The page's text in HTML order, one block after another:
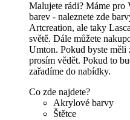
Malujete rádi? Máme
barev - naleznete zde
Artcreation, ale taky
světě. Dále můžete
Umton. Pokud byste měli
prosím vědět. Pokud to
zařadíme do nabídky.
Co zde najdete?
Akrylové barvy
Štětce